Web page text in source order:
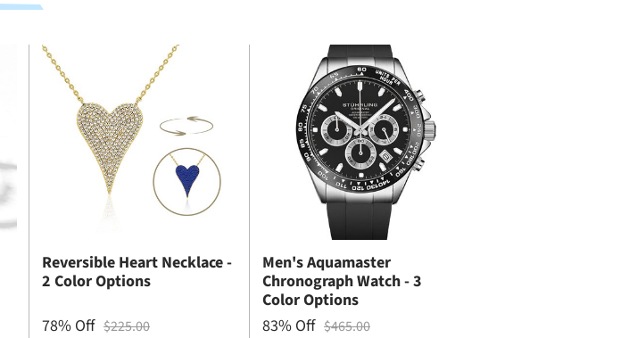
Reversible Heart Necklace -
2 Color Options
78% Off $225.00
Men's Aquamaster
Chronograph Watch - 3
Color Options
83% Off $465.00